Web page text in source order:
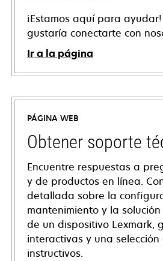
¡Estamos aquí para
gustaría conectarte con
Ir a la página
PÁGINA WEB
Obtener soporte
Encuentre respuestas a
y de productos en línea.
detallada sobre la
mantenimiento y la
de un dispositivo Lexmark,
interactivas y una
instructivos.